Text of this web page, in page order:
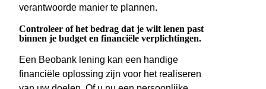
verantwoorde manier te plannen.
Controleer of het bedrag dat je wilt lenen past
binnen je budget en financiële verplichtingen.
Een Beobank lening kan een handige
financiële oplossing zijn voor het realiseren